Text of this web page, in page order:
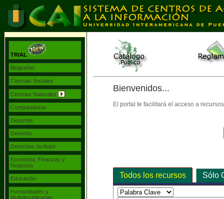
TRIAL
Biografías
Ciencias Sociales
Ciencias Naturales
Computadoras
Deportes
Derecho
Derechos de Autor
Economía, Finanzas y
Negocios
Educación
Humanidades y
Multidisciplinarias
Bienvenidos...
El portal te facilitará el acceso a
Todos los recursos Sólo